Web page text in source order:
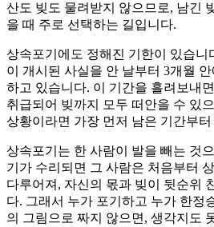
산도 빚도 물려받지 않으므로, 남긴
을 때 주로 선택하는 길입니다.
상속포기에도 정해진 기한이 있습니
이 개시된 사실을 안 날부터 3개월
하고 있습니다. 이 기간을 흘려보내
취급되어 빚까지 모두 떠안을 수 있
상황이라면 가장 먼저 남은 기간부
상속포기는 한 사람이 발을 빼는 것
기가 수리되면 그 사람은 처음부터
다루어져, 자신의 몫과 빚이 뒷순위
다. 그래서 누가 포기하고 누가 한정
의 그림으로 짜지 않으면, 생각지도